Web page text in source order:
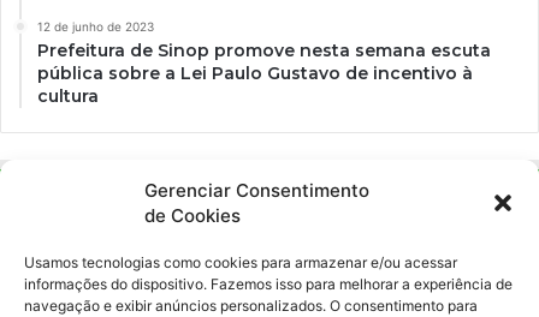
Gerenciar Consentimento
de Cookies
Usamos tecnologias como cookies para armazenar e/ou acessar
informações do dispositivo. Fazemos isso para melhorar a experiência de
navegação e exibir anúncios personalizados. O consentimento para
12 de junho de 2023
Prefeitura de Sinop promove nesta semana escuta
pública sobre a Lei Paulo Gustavo de incentivo à
cultura